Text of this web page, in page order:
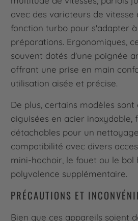
avec des variateurs de vitesse
fonction turbo pour s'adapter
préparations. Ergonomiques,
souvent dotés d'une poignée
offrant une prise en main
utilisation aisée et précise.
De plus, certains modèles
aiguisées en acier inoxydable,
détachables pour un
compatibilité avec divers
mini-hachoir, le fouet ou le bol
polyvalence supplémentaire.
PRÉCAUTIONS ET
Bien que ces appareils soient